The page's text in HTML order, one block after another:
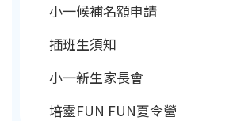
小一候補名額申請
插班生須知
小一新生家長會
培靈FUN FUN夏令營